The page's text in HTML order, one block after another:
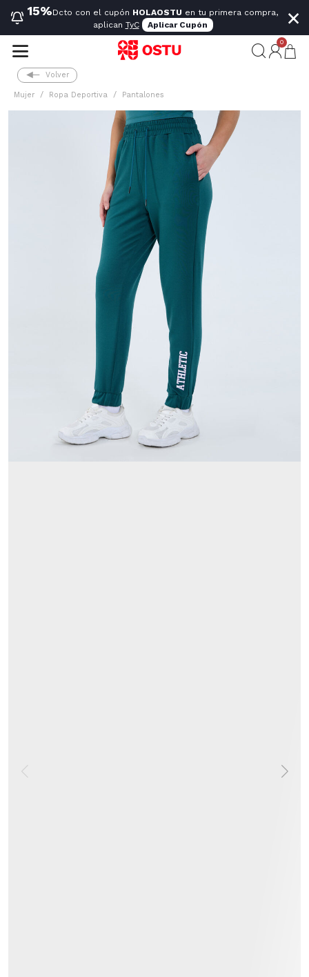
15%Dcto con el cupón HOLAOSTU en tu primera compra,
aplican TyC Aplicar Cupón ×
0
Volver
Mujer Ropa Deportiva Pantalones